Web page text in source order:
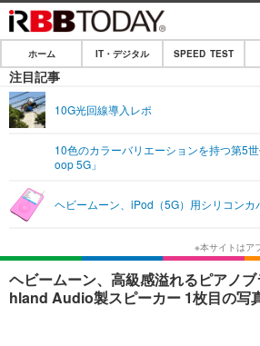
ホーム
IT・デジタル
ネタ
ショッピング
エンタメTOP
音楽
ライフ
ライフTOP
ペット
リリース一覧
プッシュ通知の停止方法
ホーム IT・デジタル SPEED TEST
注目記事
10G光回線導入レポ
10色のカラーバリエーションを持つ第5
oop 5G」
ヘビームーン、iPod（5G）用シリコンカ
ヘビームーン、高級感溢れるピアノ
hland Audio製スピーカー 1枚目の写